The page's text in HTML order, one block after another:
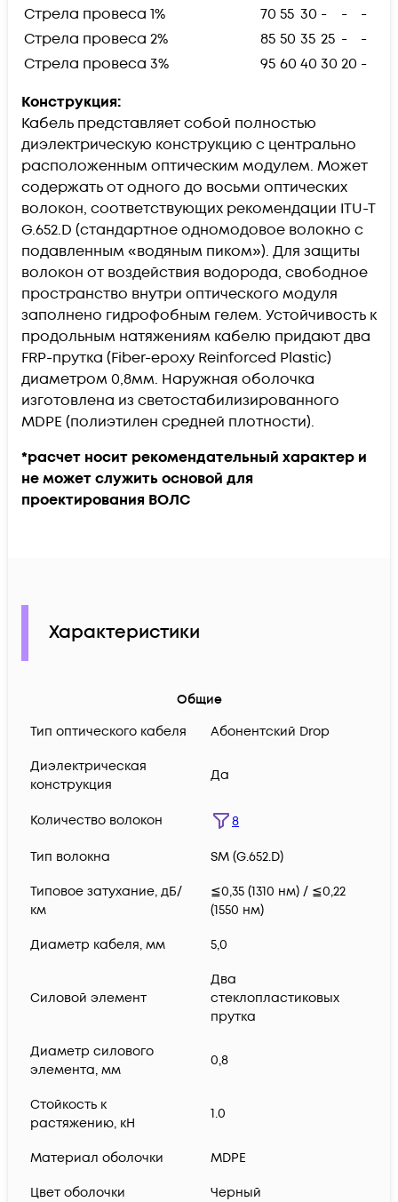
Стрела провеса 1%
70 55 30 - -
-
Стрела провеса 2%
85 50 35 25 -
-
Стрела провеса 3%
95 60 40 30 20 -
Конструкция:
Кабель представляет собой полностью
диэлектрическую конструкцию с центрально
расположенным оптическим модулем. Может
содержать от одного до восьми оптических
волокон, соответствующих рекомендации ITU-T
G.652.D (стандартное одномодовое волокно с
подавленным «водяным пиком»). Для защиты
волокон от воздействия водорода, свободное
пространство внутри оптического модуля
заполнено гидрофобным гелем. Устойчивость к
продольным натяжениям кабелю придают два
FRP-прутка (Fiber-epoxy Reinforced Plastic)
диаметром 0,8мм. Наружная оболочка
изготовлена из светостабилизированного
MDPE (полиэтилен средней плотности).
*расчет носит рекомендательный характер и
не может служить основой для
проектирования ВОЛС
Характеристики
Общие
Тип оптического кабеля
Абонентский Drop
Диэлектрическая
конструкция
Да
Количество волокон 8
Тип волокна SM (G.652.D)
Типовое затухание, дБ/
км
≦0,35 (1310 нм) / ≦0,22
(1550 нм)
Диаметр кабеля, мм 5,0
Силовой элемент
Два
стеклопластиковых
прутка
Диаметр силового
элемента, мм
0,8
Стойкость к
растяжению, кН
1.0
Материал оболочки MDPE
Цвет оболочки Черный